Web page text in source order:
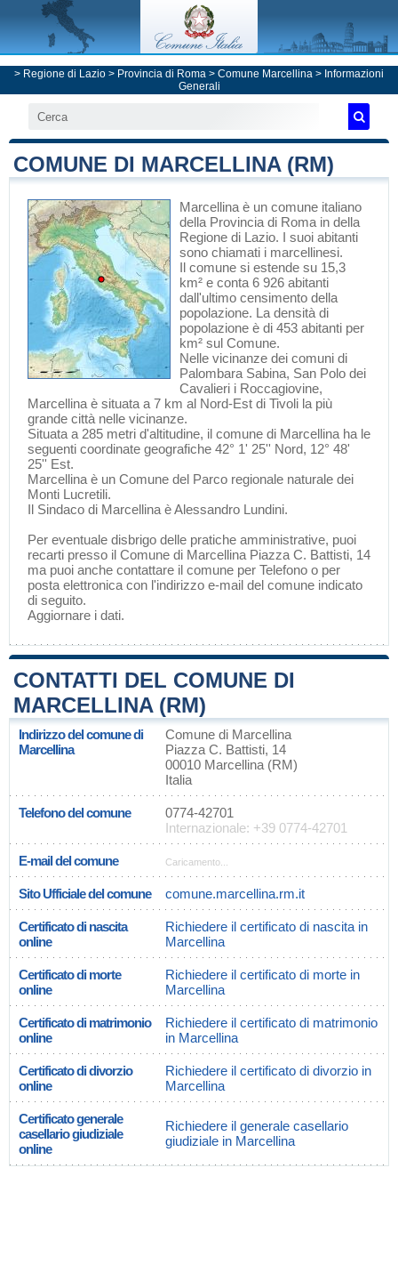
> Regione di Lazio > Provincia di Roma > Comune Marcellina > Informazioni
Generali
COMUNE DI MARCELLINA (RM)
Marcellina è un comune italiano
della Provincia di Roma in della
Regione di Lazio. I suoi abitanti
sono chiamati i marcellinesi.
Il comune si estende su 15,3
km² e conta 6 926 abitanti
dall'ultimo censimento della
popolazione. La densità di
popolazione è di 453 abitanti per
km² sul Comune.
Nelle vicinanze dei comuni di
Palombara Sabina, San Polo dei
Cavalieri i Roccagiovine,
Marcellina è situata a 7 km al Nord-Est di Tivoli la più
grande città nelle vicinanze.
Situata a 285 metri d'altitudine, il comune di Marcellina ha le
seguenti coordinate geografiche 42° 1' 25'' Nord, 12° 48'
25'' Est.
Marcellina è un Comune del Parco regionale naturale dei
Monti Lucretili.
Il Sindaco di Marcellina è Alessandro Lundini.
Per eventuale disbrigo delle pratiche amministrative, puoi
recarti presso il Comune di Marcellina Piazza C. Battisti, 14
ma puoi anche contattare il comune per Telefono o per
posta elettronica con l'indirizzo e-mail del comune indicato
di seguito.
Aggiornare i dati.
CONTATTI DEL COMUNE DI
MARCELLINA (RM)
Indirizzo del comune di
Marcellina
Comune di Marcellina
Piazza C. Battisti, 14
00010 Marcellina (RM)
Italia
Telefono del comune
0774-42701
Internazionale: +39 0774-42701
E-mail del comune Caricamento...
Sito Ufficiale del comune comune.marcellina.rm.it
Certificato di nascita
online
Richiedere il certificato di nascita in
Marcellina
Certificato di morte
online
Richiedere il certificato di morte in
Marcellina
Certificato di matrimonio
online
Richiedere il certificato di matrimonio
in Marcellina
Certificato di divorzio
online
Richiedere il certificato di divorzio in
Marcellina
Certificato generale
casellario giudiziale
online
Richiedere il generale casellario
giudiziale in Marcellina